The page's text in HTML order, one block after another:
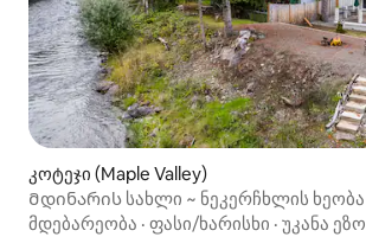
კოტეჯი (Maple Valley)
Მდინარის სახლი ~ ნეკერჩხლის ხეობა
მდებარეობა · ფასი/ხარისხი · უკანა ეზო